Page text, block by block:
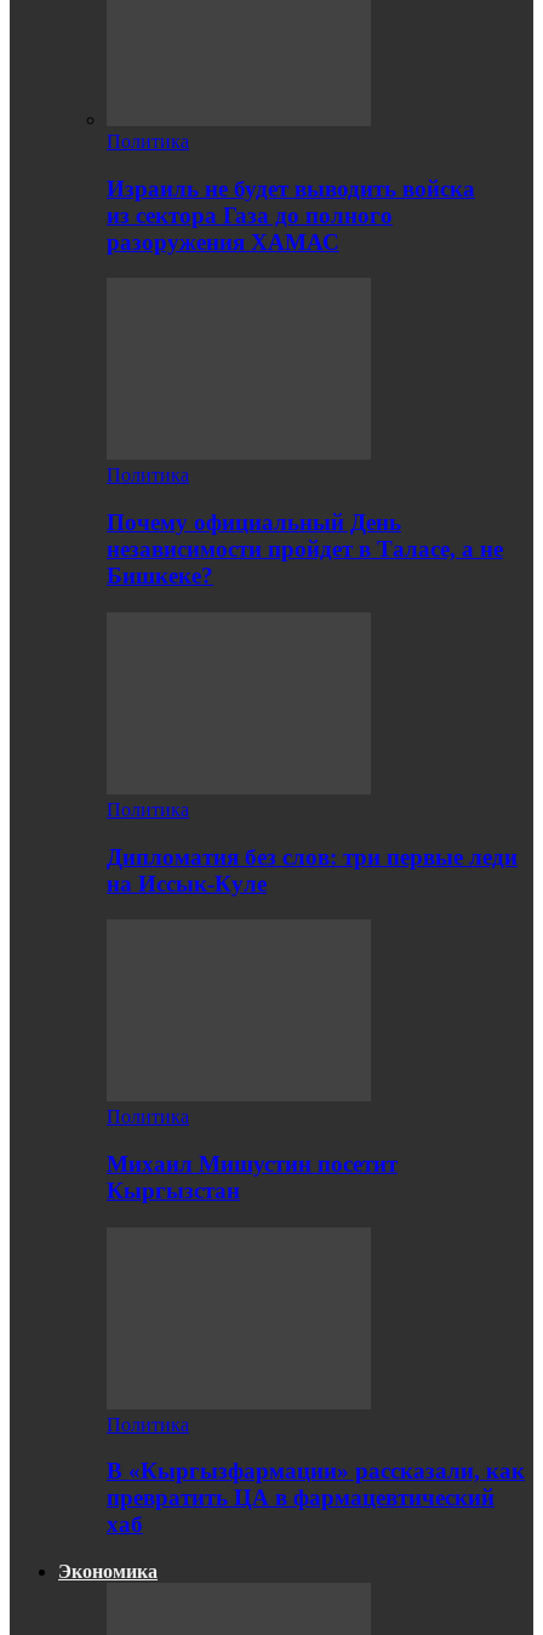
Политика
Израиль не будет выводить войска
из сектора Газа до полного
разоружения ХАМАС
Политика
Почему официальный День
независимости пройдет в Таласе, а не
Бишкеке?
Политика
Дипломатия без слов: три первые леди
на Иссык-Куле
Политика
Михаил Мишустин посетит
Кыргызстан
Политика
В «Кыргызфармации» рассказали, как
превратить ЦА в фармацевтический
хаб
Экономика